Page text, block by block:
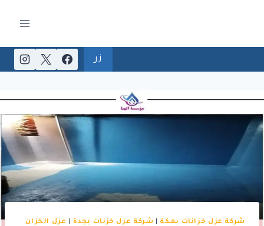
زر
شركة عزل خزانات بمكة شركة عزل خزنات بجدة
عزل الخزان